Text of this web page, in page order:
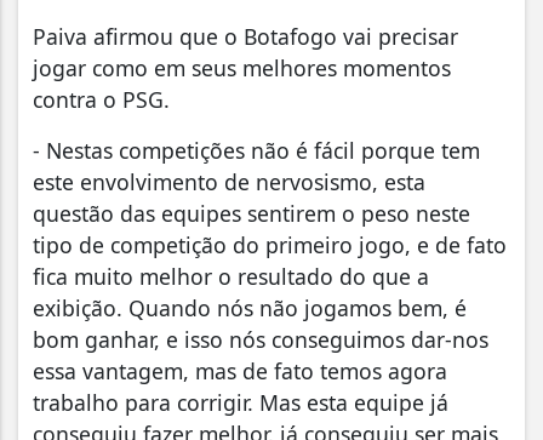
Paiva afirmou que o Botafogo vai precisar
jogar como em seus melhores momentos
contra o PSG.
- Nestas competições não é fácil porque tem
este envolvimento de nervosismo, esta
questão das equipes sentirem o peso neste
tipo de competição do primeiro jogo, e de fato
fica muito melhor o resultado do que a
exibição. Quando nós não jogamos bem, é
bom ganhar, e isso nós conseguimos dar-nos
essa vantagem, mas de fato temos agora
trabalho para corrigir. Mas esta equipe já
conseguiu fazer melhor, já conseguiu ser mais